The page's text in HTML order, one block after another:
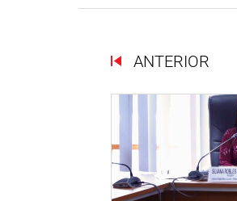
ANTERIOR